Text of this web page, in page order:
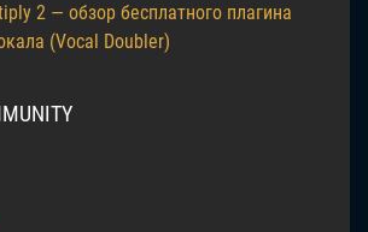
2 — обзор бесплатного плагина
(Vocal Doubler)